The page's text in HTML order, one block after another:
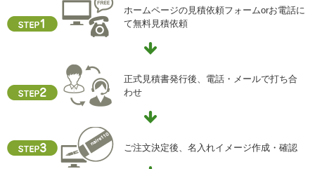
ホームページの見積依頼フォームorお電話に
て無料見積依頼
正式見積書発行後、電話・メールで打ち合
わせ
ご注文決定後、名入れイメージ作成・確認